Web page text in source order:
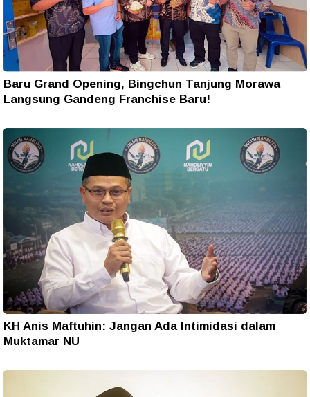
Baru Grand Opening, Bingchun Tanjung Morawa
Langsung Gandeng Franchise Baru!
KH Anis Maftuhin: Jangan Ada Intimidasi dalam
Muktamar NU